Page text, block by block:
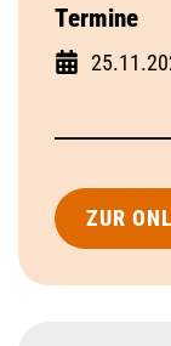
Termine
ZUR